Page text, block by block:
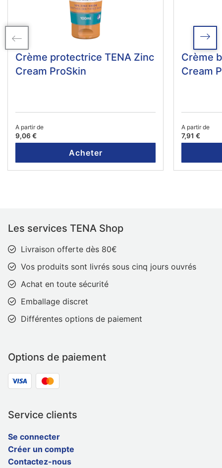
Crème protectrice TENA Zinc
Cream ProSkin
A partir de
9,06 €
Acheter
Crème
Cream
A partir de
7,91 €
Les services TENA Shop
Livraison offerte dès 80€
Vos produits sont livrés sous cinq jours ouvrés
Achat en toute sécurité
Emballage discret
Différentes options de paiement
Options de paiement
Service clients
Se connecter
Créer un compte
Contactez-nous